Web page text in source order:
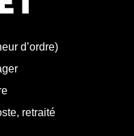
d’ordre)
retraité